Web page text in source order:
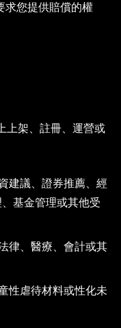
求您提供賠償的權
上架、註冊、運營或
建議、證券推薦、經
基金管理或其他受
律、醫療、會計或其
性虐待材料或性化未